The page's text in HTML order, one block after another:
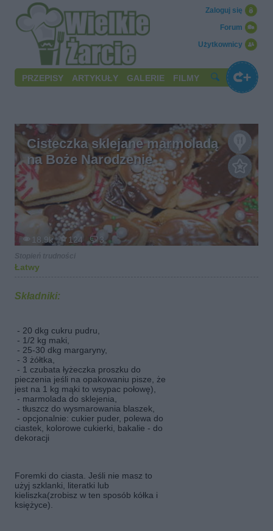
Użytkownicy
Forum
Zaloguj się
PRZEPISY ARTYKUŁY GALERIE FILMY
Cisteczka sklejane marmoladą
na Boże Narodzenie
18.9k 124 3
Łatwy
Składniki:
- 20 dkg cukru pudru,
- 1/2 kg maki,
- 25-30 dkg margaryny,
- 3 żółtka,
- 1 czubata łyżeczka proszku do
pieczenia jeśli na opakowaniu pisze, że
jest na 1 kg mąki to wsypac połowę),
- marmolada do sklejenia,
- tłuszcz do wysmarowania blaszek,
- opcjonalnie: cukier puder, polewa do
ciastek, kolorowe cukierki, bakalie - do
dekoracji
Foremki do ciasta. Jeśli nie masz to
użyj szklanki, literatki lub
kieliszka(zrobisz w ten sposób kółka i
księżyce).